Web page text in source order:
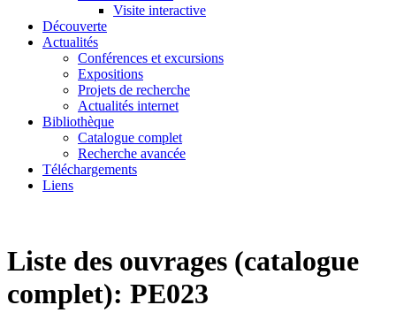
Visite interactive
Découverte
Actualités
Conférences et excursions
Expositions
Projets de recherche
Actualités internet
Bibliothèque
Catalogue complet
Recherche avancée
Téléchargements
Liens
Liste des ouvrages (catalogue
complet): PE023